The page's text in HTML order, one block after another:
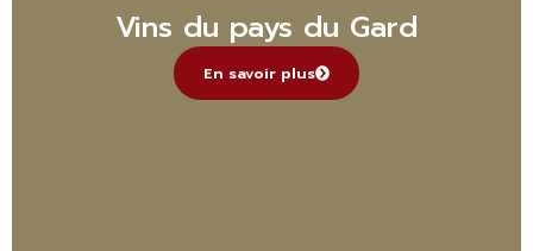
Vins du pays du Gard
En savoir plus